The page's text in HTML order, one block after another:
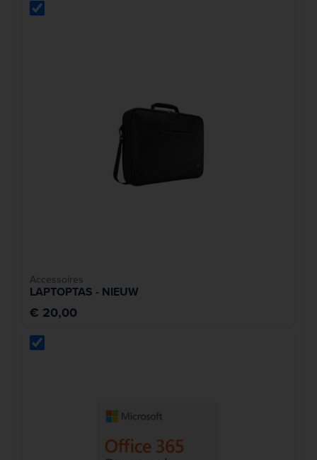
Accessoires
LAPTOPTAS - NIEUW
€ 20,00